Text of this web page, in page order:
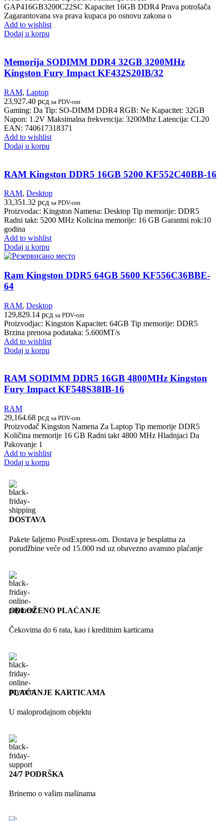
GAP416GB3200C22SC Kapacitet 16GB DDR4 Prava potrošača
Zagarantovana sva prava kupaca po osnovu zakona o
Add to wishlist
Dodaj u korpu
Memorija SODIMM DDR4 32GB 3200MHz
Kingston Fury Impact KF432S20IB/32
RAM, Laptop
23,927.40 рсд sa PDV-om
Gaming: Da Tip: SO-DIMM DDR4 RGB: Ne Kapacitet: 32GB
Napon: 1.2V Maksimalna frekvencija: 3200Mhz Latencija: CL20
EAN: 740617318371
Add to wishlist
Dodaj u korpu
RAM Kingston DDR5 16GB 5200 KF552C40BB-16
RAM, Desktop
33,351.32 рсд sa PDV-om
Proizvodac: Kingston Namena: Desktop Tip memorije: DDR5
Radni takt: 5200 MHz Kolicina memorije: 16 GB Garantni rok:10
godina
Add to wishlist
Dodaj u korpu
Ram Kingston DDR5 64GB 5600 KF556C36BBE-
64
RAM, Desktop
129,829.14 рсд sa PDV-om
Proizvodjac: Kingston Kapacitet: 64GB Tip memorije: DDR5
Brzina prenosa podataka: 5.600MT/s
Add to wishlist
Dodaj u korpu
RAM SODIMM DDR5 16GB 4800MHz Kingston
Fury Impact KF548S38IB-16
RAM
29,164.68 рсд sa PDV-om
Proizvođač Kingston Namena Za Laptop Tip memorije DDR5
Količina memorije 16 GB Radni takt 4800 MHz Hladnjaci Da
Pakovanje 1
Add to wishlist
Dodaj u korpu
DOSTAVA
Pakete šaljemo PostExpress-om. Dostava je besplatna za
porudžbine veće od 15.000 rsd uz obavezno avansno plaćanje
ODLOŽENO PLAĆANJE
Čekovima do 6 rata, kao i kreditnim karticama
PLAĆANJE KARTICAMA
U maloprodajnom objektu
24/7 PODRŠKA
Brinemo o vašim mašinama